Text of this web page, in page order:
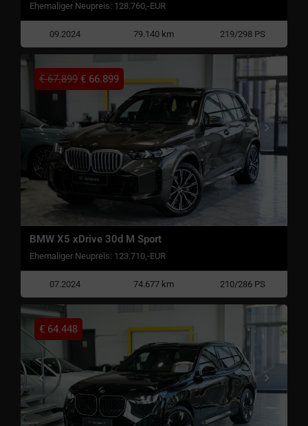
Ehemaliger Neupreis: 128.760,-EUR
09.2024 79.140 km 219/298 PS
BMW X5 xDrive 30d M Sport
Ehemaliger Neupreis: 123.710,-EUR
€67.899 € 66.899
07.2024 74.677 km 210/286 PS
€ 64.448